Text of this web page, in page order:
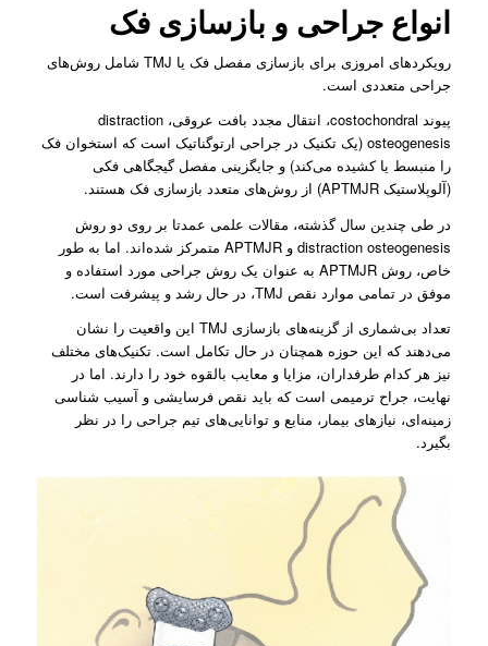
انواع جراحی و بازسازی فک
رویکردهای امروزی برای بازسازی مفصل فک یا TMJ شامل روش‌های
جراحی متعددی است.
پیوند costochondral، انتقال مجدد بافت عروقی، distraction
osteogenesis (یک تکنیک در جراحی ارتوگناتیک است که استخوان فک
را منبسط یا کشیده می‌کند) و جایگزینی مفصل گیجگاهی فکی
(آلوپلاستیک APTMJR) از روش‌های متعدد بازسازی فک هستند.
در طی چندین سال گذشته، مقالات علمی عمدتا بر روی دو روش
distraction osteogenesis و APTMJR متمرکز شده‌اند. اما به طور
خاص، روش APTMJR به عنوان یک روش جراحی مورد استفاده و
موفق در تمامی موارد نقص TMJ، در حال رشد و پیشرفت است.
تعداد بی‌‌شماری از گزینه‌‌های بازسازی‌ TMJ این واقعیت را نشان
می‌‌دهند که این حوزه همچنان در حال تکامل است. تکنیک‌های مختلف
نیز هر کدام طرفداران، مزایا و معایب بالقوه خود را دارند. اما در
نهایت، جراح ترمیمی است که باید نقص فرسایشی و آسیب شناسی
زمینه‌ای، نیازهای بیمار، منابع و توانایی‌های تیم جراحی را در نظر
بگیرد.